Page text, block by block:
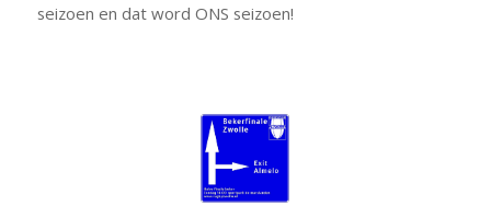
seizoen en dat word ONS seizoen!